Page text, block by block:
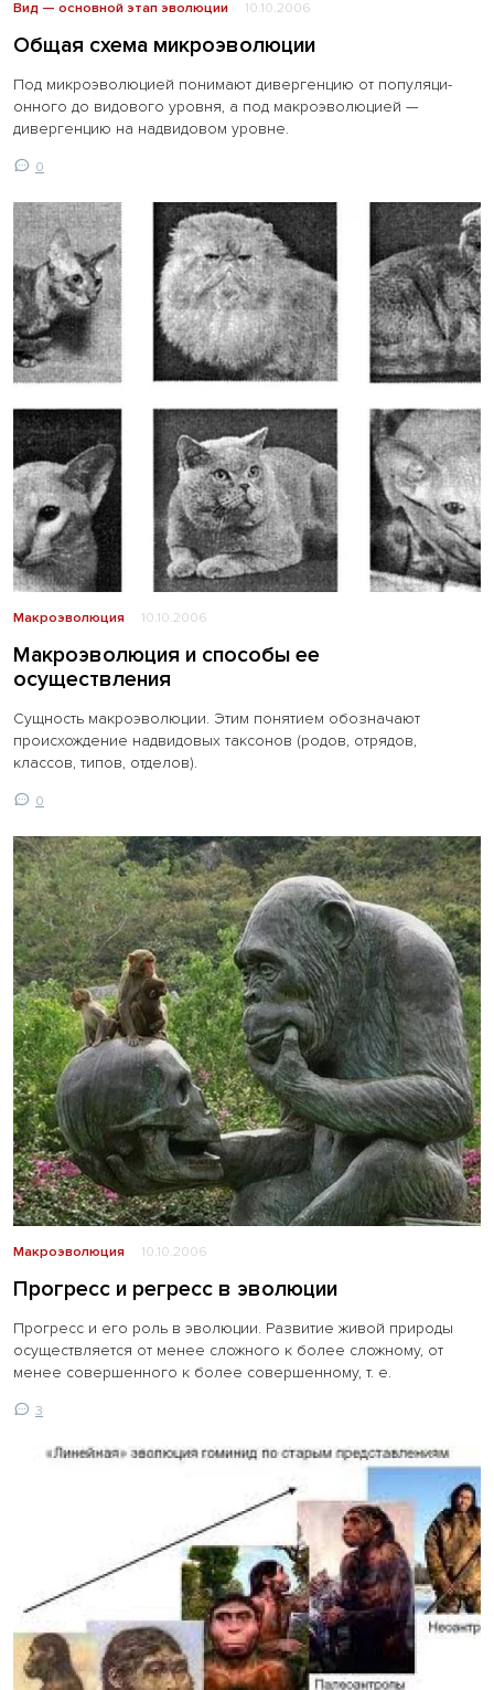
Вид — основной этап эволюции 10.10.2006
Общая схема микроэволюции
Под микроэволюцией понимают дивергенцию от популяци-
онного до видового уровня, а под макроэволюцией —
дивергенцию на надвидовом уровне.
0
Макроэволюция 10.10.2006
Макроэволюция и способы ее
осуществления
Сущность макроэволюции. Этим понятием обозначают
происхождение надвидовых таксонов (родов, отрядов,
классов, типов, отделов).
0
Макроэволюция 10.10.2006
Прогресс и регресс в эволюции
Прогресс и его роль в эволюции. Развитие живой природы
осуществляется от менее сложного к более сложному, от
менее совершенного к более совершенному, т. е.
3